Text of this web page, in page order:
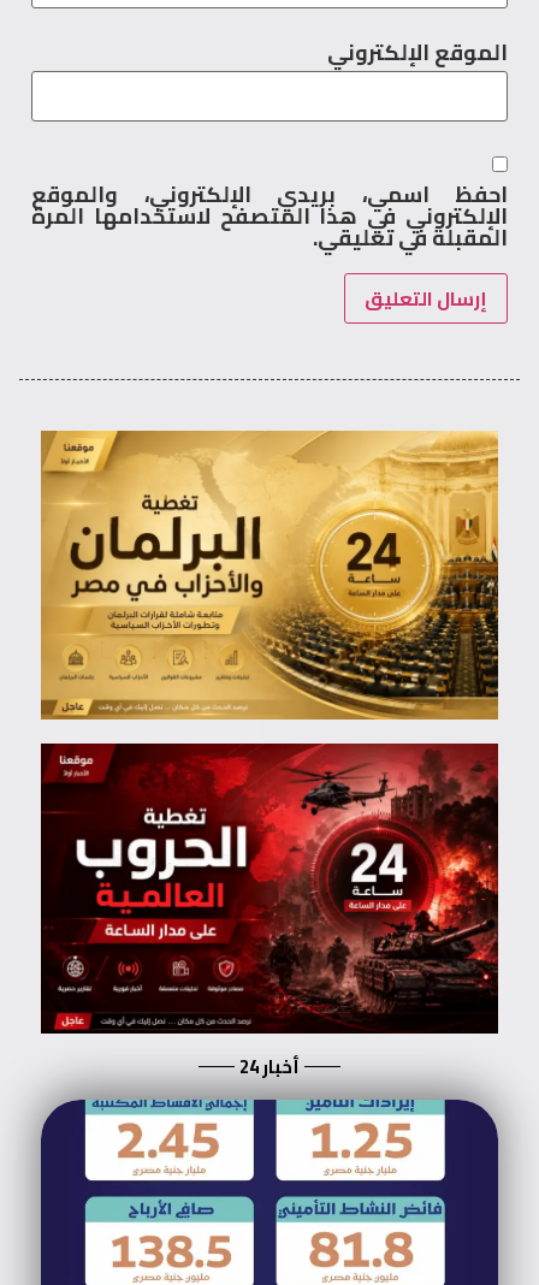
الموقع الإلكتروني
احفظ اسمي، بريدي الإلكتروني، والموقع
الإلكتروني في هذا المتصفح لاستخدامها المرة
المقبلة في تعليقي.
أخبار 24